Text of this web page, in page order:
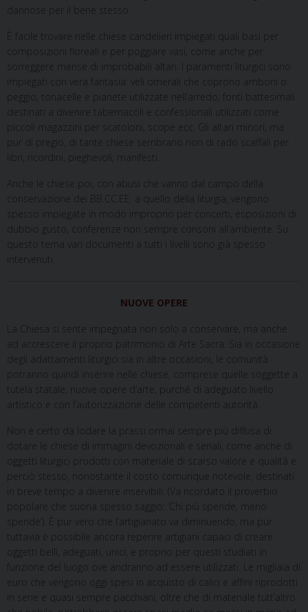
dannose per il bene stesso.
È facile trovare nelle chiese candelieri impiegati quali basi per
composizioni floreali e per poggiare vasi, come anche per
sorreggere mense di improbabili altari. I paramenti liturgici sono
impiegati con vera fantasia: veli omerali che coprono amboni o
peggio; tonacelle e pianete utilizzate nell’arredo; fonti battesimali
destinati a divenire tabernacoli e confessionali utilizzati come
piccoli magazzini per scatoloni, scope ecc. Gli altari minori, ma
pur di pregio, di tante chiese sembrano non di rado scaffali per
libri, ricordini, pieghevoli, manifesti.
Anche le chiese poi, con abusi che vanno dal campo della
conservazione dei BB.CC.EE. a quello della liturgia, vengono
spesso impiegate in modo improprio per concerti, esposizioni di
dubbio gusto, conferenze non sempre consoni all’ambiente. Su
questo tema vari documenti a tutti i livelli sono già spesso
intervenuti.
NUOVE OPERE
La Chiesa si sente impegnata non solo a conservare, ma anche
ad accrescere il proprio patrimonio di Arte Sacra. Sia in occasione
degli adattamenti liturgici sia in altre occasioni, le comunità
potranno quindi inserire nelle chiese, comprese quelle soggette a
tutela statale, nuove opere d’arte, purché di adeguato livello
artistico e con l’autorizzazione delle competenti autorità.
Non è certo da lodare la prassi ormai sempre più diffusa di
dotare le chiese di immagini devozionali e seriali, come anche di
oggetti liturgici prodotti con materiale di scarso valore e qualità e
perciò stesso, nonostante il costo comunque notevole, destinati
in breve tempo a divenire inservibili. (Va ricordato il proverbio
popolare che suona spesso saggio: ‘Chi più spende, meno
spende’). È pur vero che l’artigianato va diminuendo, ma pur
tuttavia è possibile ancora reperire artigiani capaci di creare
oggetti belli, adeguati, unici, e proprio per questi studiati in
funzione del luogo ove andranno ad essere utilizzati. Le migliaia di
euro che vengono oggi spesi in acquisto di calici e affini riprodotti
in serie e quasi sempre pacchiani, oltre che di materiale tutt’altro